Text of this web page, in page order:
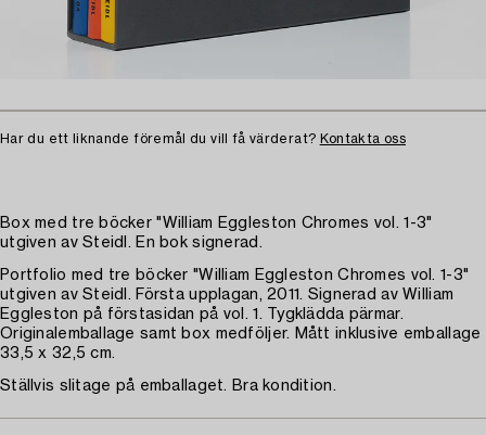
Har du ett liknande föremål du vill få värderat? Kontakta oss
Box med tre böcker "William Eggleston Chromes vol. 1-3"
utgiven av Steidl. En bok signerad.
Portfolio med tre böcker "William Eggleston Chromes vol. 1-3"
utgiven av Steidl. Första upplagan, 2011. Signerad av William
Eggleston på förstasidan på vol. 1. Tygklädda pärmar.
Originalemballage samt box medföljer. Mått inklusive emballage
33,5 x 32,5 cm.
Ställvis slitage på emballaget. Bra kondition.